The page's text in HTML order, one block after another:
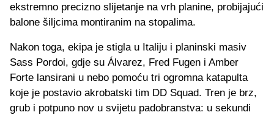
ekstremno precizno slijetanje na vrh planine, probijajući
balone šiljcima montiranim na stopalima.
Nakon toga, ekipa je stigla u Italiju i planinski masiv
Sass Pordoi, gdje su Álvarez, Fred Fugen i Amber
Forte lansirani u nebo pomoću tri ogromna katapulta
koje je postavio akrobatski tim DD Squad. Tren je brz,
grub i potpuno nov u svijetu padobranstva: u sekundi